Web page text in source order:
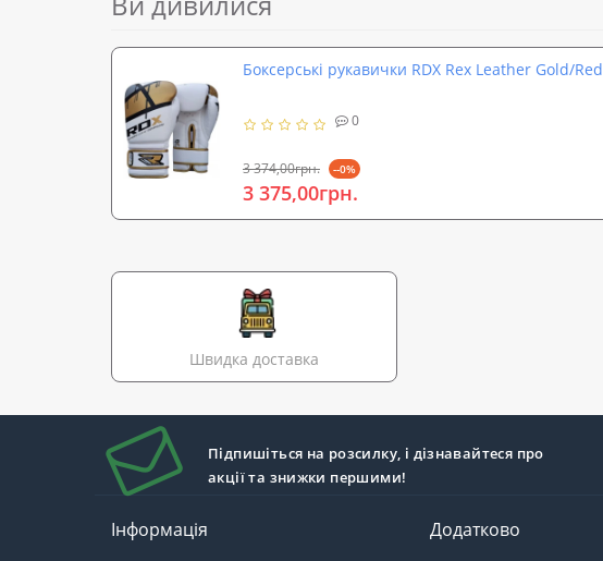
Боксерські рукавички RDX Rex Leather Gold/Red
0
3 374,00грн. --0%
3 375,00грн.
Швидка доставка
Підпишіться на розсилку, і дізнавайтеся про
акції та знижки першими!
Інформація Додатково